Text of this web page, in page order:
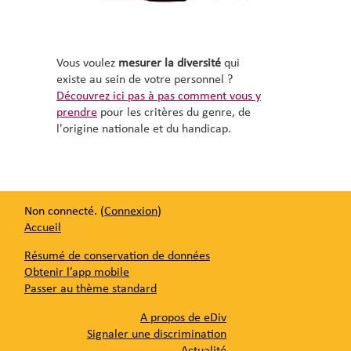
Vous voulez mesurer la diversité qui
existe au sein de votre personnel ?
Découvrez ici pas à pas comment vous y
prendre pour les critères du genre, de
l'origine nationale et du handicap.
Non connecté. (Connexion)
Accueil
Résumé de conservation de données
Obtenir l’app mobile
Passer au thème standard
A propos de eDiv
Signaler une discrimination